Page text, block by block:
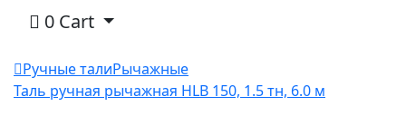
0 Cart
Ручные талиРычажные
Таль ручная рычажная HLB 150, 1.5 тн, 6.0 м